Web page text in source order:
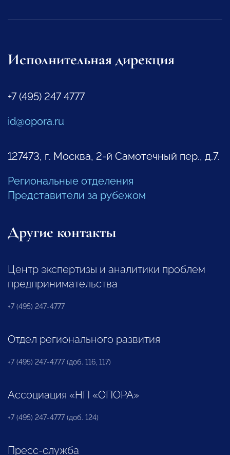
Исполнительная дирекция
+7 (495) 247 4777
id@opora.ru
127473, г. Москва, 2-й Самотечный пер., д.7.
Региональные отделения
Представители за рубежом
Другие контакты
Центр экспертизы и аналитики проблем
предпринимательства
+7 (495) 247-4777
Отдел регионального развития
+7 (495) 247-4777 (доб. 116, 117)
Ассоциация «НП «ОПОРА»
+7 (495) 247-4777 (доб. 124)
Пресс-служба